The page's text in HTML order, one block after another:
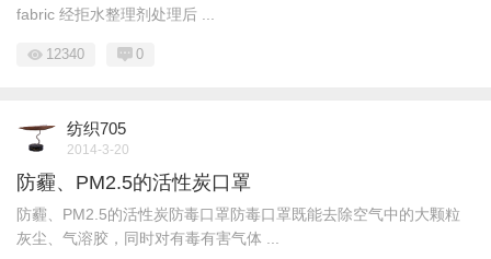
fabric 经拒水整理剂处理后 ...
12340 0
纺织705
2014-3-20
防霾、PM2.5的活性炭口罩
防霾、PM2.5的活性炭防毒口罩防毒口罩既能去除空气中的大颗粒
灰尘、气溶胶，同时对有毒有害气体 ...